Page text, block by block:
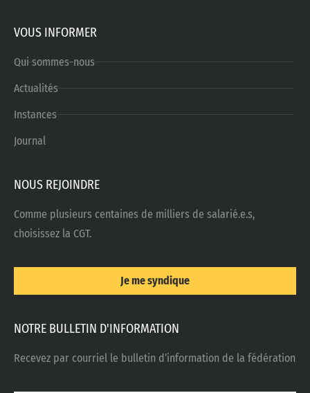
VOUS INFORMER
Qui sommes-nous
Actualités
Instances
Journal
NOUS REJOINDRE
Comme plusieurs centaines de milliers de salarié.e.s,
choisissez la CGT.
Je me syndique
NOTRE BULLETIN D'INFORMATION
Recevez par courriel le bulletin d’information de la fédération